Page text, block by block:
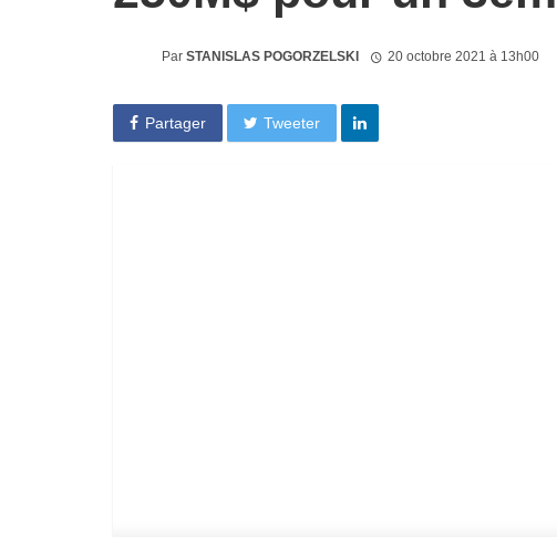
Par STANISLAS POGORZELSKI 20 octobre 2021 à 13h00
Partager Tweeter